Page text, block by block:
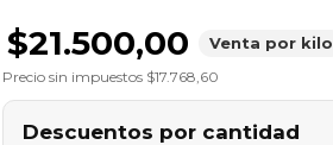
$21.500,00
Venta por kilo
Precio sin impuestos $17.768,60
Descuentos por cantidad